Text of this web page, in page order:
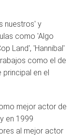
nuestros' y
como 'Algo
Land', 'Hannibal'
como el de
en el
mejor actor de
en 1999
al mejor actor